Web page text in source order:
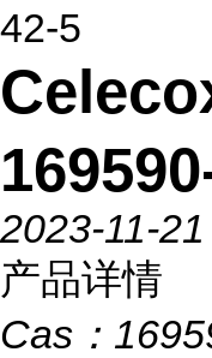
42-5
2023-11-21
产品详情
Cas：